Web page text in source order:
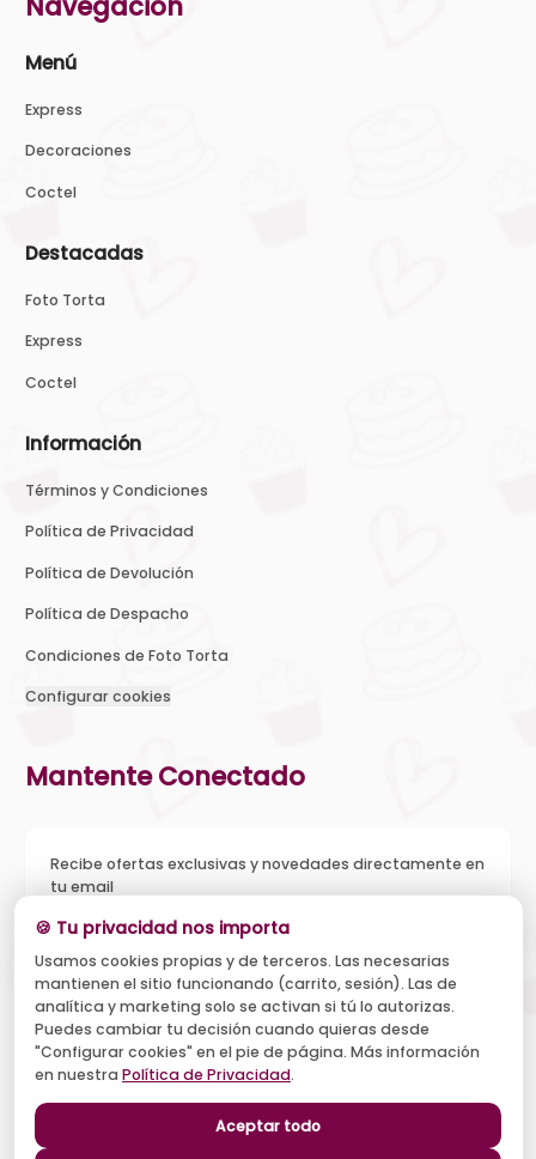
Menú
Express
Decoraciones
Coctel
Destacadas
Foto Torta
Express
Coctel
Información
Términos y Condiciones
Política de Privacidad
Política de Devolución
Política de Despacho
Condiciones de Foto Torta
Configurar cookies
Mantente Conectado
Recibe ofertas exclusivas y novedades directamente en
tu email
Acepto recibir novedades y ofertas, y el tratamiento de mi
email según la Política de Privacidad . Puedo darme de baja
cuando quiera.
Suscribirse
🍪 Tu privacidad nos importa
Usamos cookies propias y de terceros. Las necesarias
mantienen el sitio funcionando (carrito, sesión). Las de
analítica y marketing solo se activan si tú lo autorizas.
Puedes cambiar tu decisión cuando quieras desde
"Configurar cookies" en el pie de página. Más información
en nuestra Política de Privacidad.
Aceptar todo